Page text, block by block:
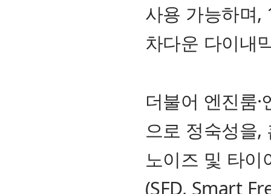
사용 가능하며,
차다운 다이내
더불어 엔진룸
으로 정숙성을,
노이즈 및 타이
(SFD, Smart